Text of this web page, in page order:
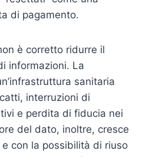
di pagamento.
è corretto ridurre il
informazioni. La
sanitaria
interruzioni di
e perdita di fiducia nei
del dato, inoltre, cresce
e con la possibilità di riuso